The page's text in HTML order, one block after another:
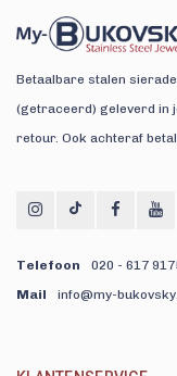
Betaalbare stalen
(getraceerd) geleverd in
retour. Ook achteraf
Telefoon
020 - 617
Mail
info@my-